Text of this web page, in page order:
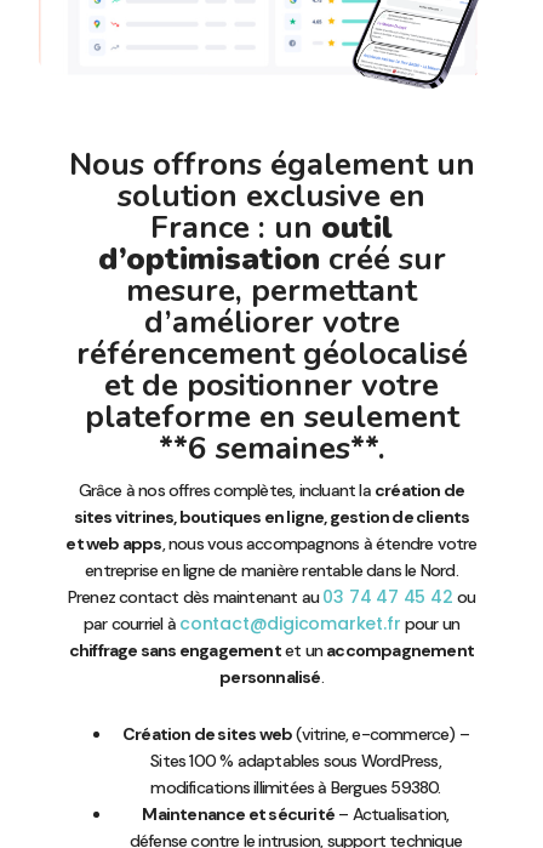
Nous offrons également un
solution exclusive en
France : un outil
d’optimisation créé sur
mesure, permettant
d’améliorer votre
référencement géolocalisé
et de positionner votre
plateforme en seulement
**6 semaines**.
Grâce à nos offres complètes, incluant la création de
sites vitrines, boutiques en ligne, gestion de clients
et web apps, nous vous accompagnons à étendre votre
entreprise en ligne de manière rentable dans le Nord.
Prenez contact dès maintenant au03 74 47 45 42 ou
par courriel à contact@digicomarket.fr pour un
chiffrage sans engagementet unaccompagnement
personnalisé.
Création de sites web(vitrine, e-commerce) –
Sites 100 % adaptables sous WordPress,
modifications illimitées à Bergues 59380.
Maintenance et sécurité – Actualisation,
défense contre le intrusion, support technique